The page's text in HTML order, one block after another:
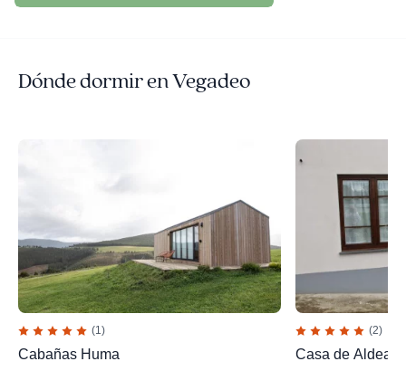
Dónde dormir en Vegadeo
(1)
Cabañas Huma
(2)
Casa de Aldea